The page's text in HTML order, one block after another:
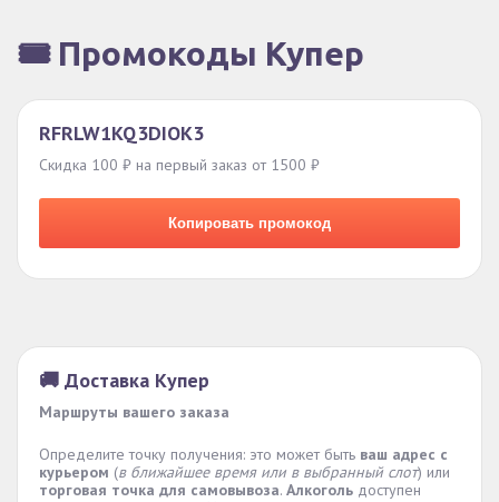
🎟️ Промокоды Купер
RFRLW1KQ3DIOK3
Скидка 100 ₽ на первый заказ от 1500 ₽
Копировать промокод
🚚 Доставка Купер
Маршруты вашего заказа
Определите точку получения: это может быть ваш адрес с
курьером (в ближайшее время или в выбранный слот) или
торговая точка для самовывоза. Алкоголь доступен